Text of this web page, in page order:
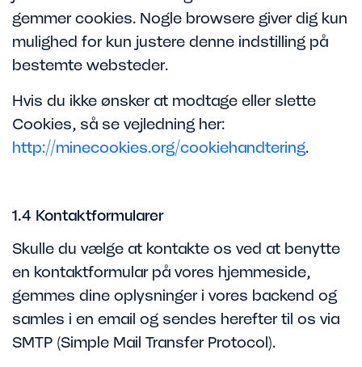
gemmer cookies. Nogle browsere giver dig kun
mulighed for kun justere denne indstilling på
bestemte websteder.
Hvis du ikke ønsker at modtage eller slette
Cookies, så se vejledning her:
http://minecookies.org/cookiehandtering.
1.4 Kontaktformularer
Skulle du vælge at kontakte os ved at benytte
en kontaktformular på vores hjemmeside,
gemmes dine oplysninger i vores backend og
samles i en email og sendes herefter til os via
SMTP (Simple Mail Transfer Protocol).